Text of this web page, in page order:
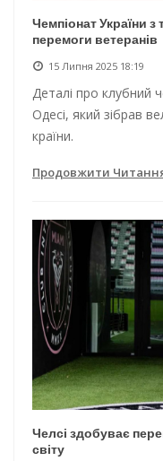
Чемпіонат України з
перемоги ветеранів
15 Липня 2025 18:19
Деталі про клубний
Одесі, який зібрав
країни.
Продовжити
Челсі здобуває
світу